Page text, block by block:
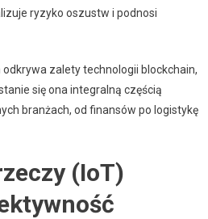
ryzyko oszustw i podnosi
zalety technologii blockchain,
się ona integralną częścią
branżach, od finansów po logistykę
(IoT)